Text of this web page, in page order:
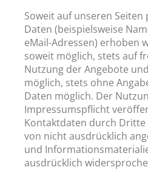
Soweit auf unseren
Daten (beispielsweise
eMail-Adressen) erhoben
soweit möglich, stets auf
Nutzung der Angebote
möglich, stets ohne
Daten möglich. Der
Impressumspflicht
Kontaktdaten durch
von nicht ausdrücklich
und
ausdrücklich